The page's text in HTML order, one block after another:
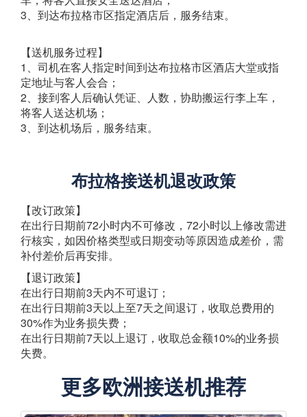
3、到达布拉格市区指定酒店后，服务结束。
【送机服务过程】
1、司机在客人指定时间到达布拉格市区酒店大堂或指
定地址与客人会合；
2、接到客人后确认凭证、人数，协助搬运行李上车，
将客人送达机场；
3、到达机场后，服务结束。
布拉格接送机退改政策
【改订政策】
在出行日期前72小时内不可修改，72小时以上修改需进
行核实，如因价格类型或日期变动等原因造成差价，需
补付差价后再安排。
【退订政策】
在出行日期前3天内不可退订；
在出行日期前3天以上至7天之间退订，收取总费用的
30%作为业务损失费；
在出行日期前7天以上退订，收取总金额10%的业务损
失费。
更多欧洲接送机推荐